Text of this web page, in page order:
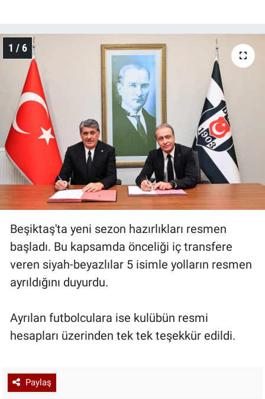
1 / 6
Beşiktaş'ta yeni sezon hazırlıkları resmen
başladı. Bu kapsamda önceliği iç transfere
veren siyah-beyazlılar 5 isimle yolların resmen
ayrıldığını duyurdu.
Ayrılan futbolculara ise kulübün resmi
hesapları üzerinden tek tek teşekkür edildi.
Paylaş